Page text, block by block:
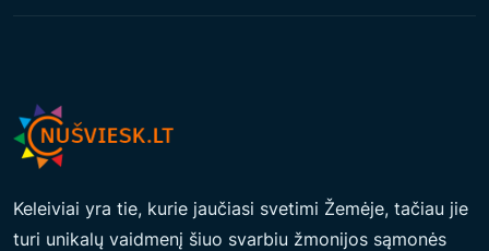
Keleiviai yra tie, kurie jaučiasi svetimi Žemėje, tačiau jie
turi unikalų vaidmenį šiuo svarbiu žmonijos sąmonės